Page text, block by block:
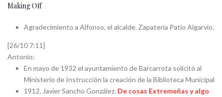
Making Off
Agradecimiento a Alfonso, el alcalde. Zapatería Patio Algarvio.
[26/10 7:11]
Antonio:
En mayo de 1932 el ayuntamiento de Barcarrota solicitó al
Ministerio de Instrucción la creación de la Biblioteca Municipal
1912. Javier Sancho González. De cosas Extremeñas y algo